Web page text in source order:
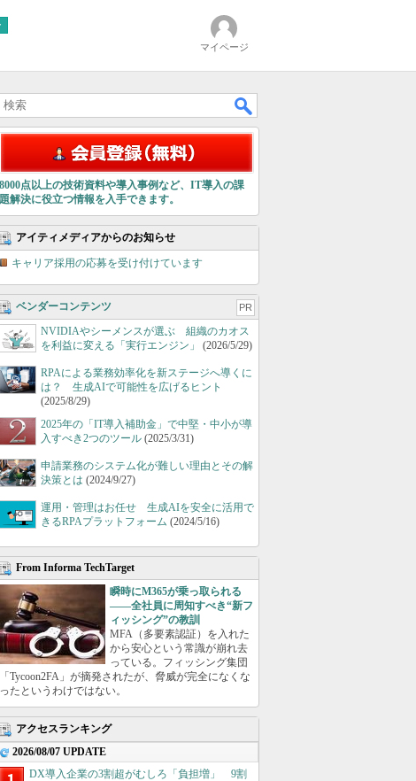
マイページ
8000点以上の技術資料や導入事例など、IT導入の課
題解決に役立つ情報を入手できます。
アイティメディアからのお知らせ
キャリア採用の応募を受け付けています
ベンダーコンテンツ PR
NVIDIAやシーメンスが選ぶ 組織のカオス
を利益に変える「実行エンジン」
(2026/5/29)
RPAによる業務効率化を新ステージへ導くに
は？ 生成AIで可能性を広げるヒント
(2025/8/29)
2025年の「IT導入補助金」で中堅・中小が導
入すべき2つのツール (2025/3/31)
申請業務のシステム化が難しい理由とその解
決策とは (2024/9/27)
運用・管理はお任せ 生成AIを安全に活用で
きるRPAプラットフォーム (2024/5/16)
From Informa TechTarget
瞬時にM365が乗っ取られる
――全社員に周知すべき“新フ
ィッシング”の教訓
MFA（多要素認証）を入れた
から安心という常識が崩れ去
っている。フィッシング集団
「Tycoon2FA」が摘発されたが、脅威が完全になくな
ったというわけではない。
アクセスランキング
2026/08/07 UPDATE
DX導入企業の3割超がむしろ「負担増」 9割